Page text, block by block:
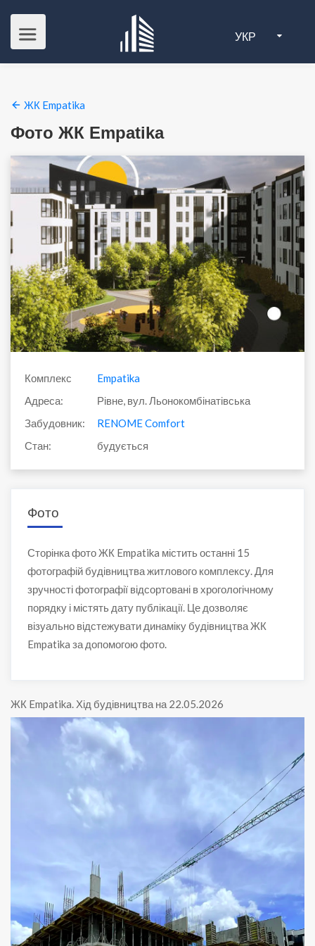
УКР
ЖК Empatika
Фото ЖК Empatika
Комплекс
Empatika
Адреса:
Рівне, вул. Льонокомбінатівська
Забудовник:
RENOME Comfort
Стан:
будується
Фото
Сторінка фото ЖК Empatika містить останні 15
фотографій будівництва житлового комплексу. Для
зручності фотографії відсортовані в хрогологічному
порядку і містять дату публікації. Це дозволяє
візуально відстежувати динаміку будівництва ЖК
Empatika за допомогою фото.
ЖК Empatika. Хід будівництва на 22.05.2026